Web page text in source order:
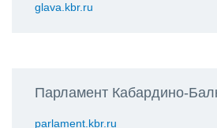
glava.kbr.ru
Парламент Кабардино-
parlament.kbr.ru